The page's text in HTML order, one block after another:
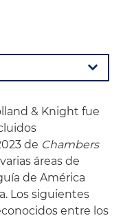
& Knight fue
de Chambers
áreas de
de América
Los siguientes
entre los